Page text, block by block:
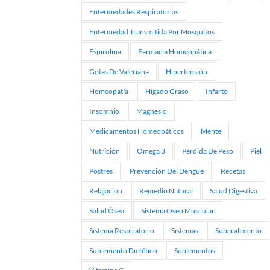
Enfermedades Respiratorias
Enfermedad Transmitida Por Mosquitos
Espirulina Farmacia Homeopática
Gotas De Valeriana Hipertensión
Homeopatía Hígado Graso Infarto
Insomnio Magnesio
Medicamentos Homeopáticos Mente
Nutrición Omega 3 Perdida De Peso Piel
Postres Prevención Del Dengue Recetas
Relajación Remedio Natural Salud Digestiva
Salud Ósea Sistema Oseo Muscular
Sistema Respiratorio Sistemas Superalimento
Suplemento Dietético Suplementos